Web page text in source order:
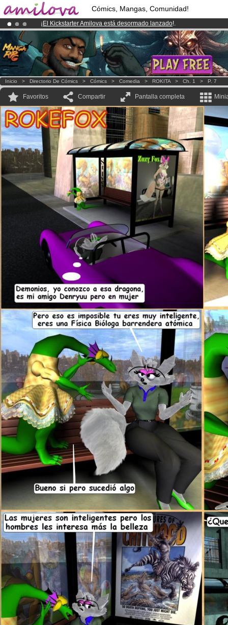
Cómics, Mangas, Comunidad!
¡ El Kickstarter Amilova está desormado lanzado!.
¡Ya tenemos 134393miembrosy 1208Cómics y Mangas!.
¡Conviertete en Premium por3.95 euros al mes!Hazte Premium ya
Inicio > Directorio De Cómics > Cómics > Comedia > ROKITA > Ch. 1 > P. 7
Favoritos Compartir Pantalla completa